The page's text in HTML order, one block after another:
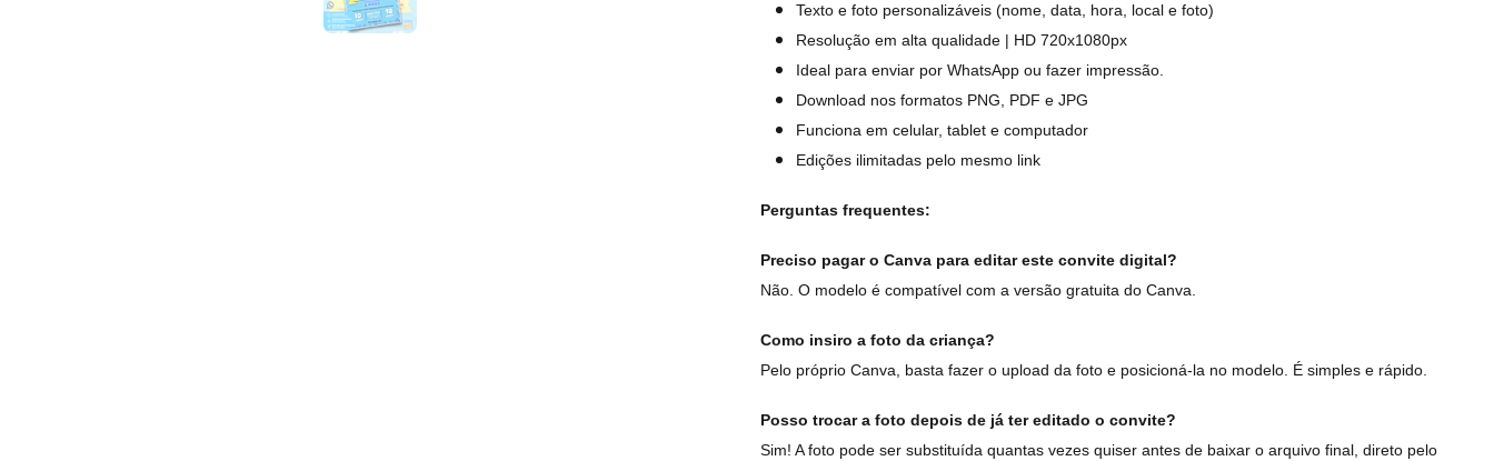
Texto e foto personalizáveis (nome, data, hora, local e foto)
Resolução em alta qualidade | HD 720x1080px
Ideal para enviar por WhatsApp ou fazer impressão.
Download nos formatos PNG, PDF e JPG
Funciona em celular, tablet e computador
Edições ilimitadas pelo mesmo link
Perguntas frequentes:
Preciso pagar o Canva para editar este convite digital?
Não. O modelo é compatível com a versão gratuita do Canva.
Como insiro a foto da criança?
Pelo próprio Canva, basta fazer o upload da foto e posicioná-la no modelo. É simples e rápido.
Posso trocar a foto depois de já ter editado o convite?
Sim! A foto pode ser substituída quantas vezes quiser antes de baixar o arquivo final, direto pelo